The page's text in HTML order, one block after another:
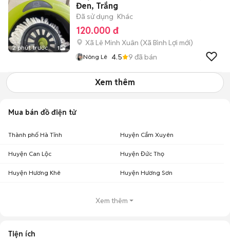
2 phút trước 1
Đen, Trắng
Đã sử dụng Khác
120.000 đ
Xã Lê Minh Xuân (Xã Bình Lợi mới)
Nông Lê 4.5 9 đã bán
Xem thêm
Mua bán đồ điện tử
Thành phố Hà Tĩnh Huyện Cẩm Xuyên
Huyện Can Lộc Huyện Đức Thọ
Huyện Hương Khê Huyện Hương Sơn
Xem thêm
Tiện ích